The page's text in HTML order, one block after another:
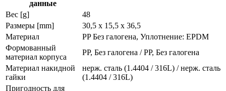
данные
Вес [g]
48
Размеры [mm]
30,5 x 15,5 x 36,5
Материал
PP Без галогена, Уплотнение: EPDM
Формованный
материал корпуса
PP, Без галогена / PP, Без галогена
Материал накидной
гайки
нерж. сталь (1.4404 / 316L) / нерж. сталь
(1.4404 / 316L)
Пригодность для